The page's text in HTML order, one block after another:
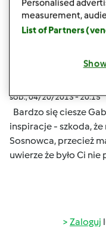
monika6500
sob., 04/20/2013 - 20:15
Bardzo się ciesze
inspiracje - szkoda, że
Sosnowca, przecież
uwierze że było Ci nie
Zaloguj
Personalised
measurement,
List of Partners